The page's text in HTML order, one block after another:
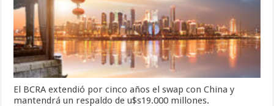
El BCRA extendió por cinco años el swap con China y
mantendrá un respaldo de u$s19.000 millones.